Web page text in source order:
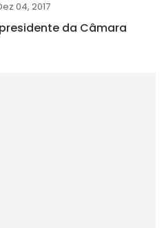
04, 2017
da Câmara